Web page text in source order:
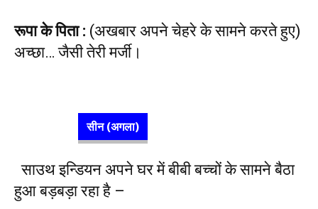
रूपा के पिता : (अखबार अपने चेहरे के सामने करते हुए)
अच्छा… जैसी तेरी मर्जी।
सीन (अगला)
साउथ इन्डियन अपने घर में बीबी बच्चों के सामने बैठा
हुआ बड़बड़ा रहा है –